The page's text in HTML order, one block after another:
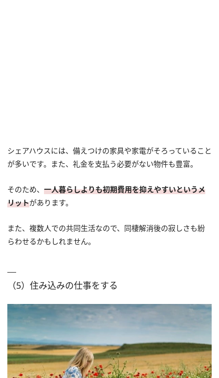
シェアハウスには、備えつけの家具や家電がそろっていること
が多いです。また、礼金を支払う必要がない物件も豊富。
そのため、 一人暮らしよりも初期費用を抑えやすいというメ
リットがあります。
また、複数人での共同生活なので、同棲解消後の寂しさも紛
らわせるかもしれません。
（5）住み込みの仕事をする